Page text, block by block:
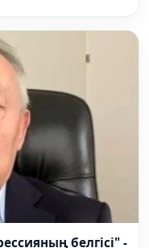
белгісі" -